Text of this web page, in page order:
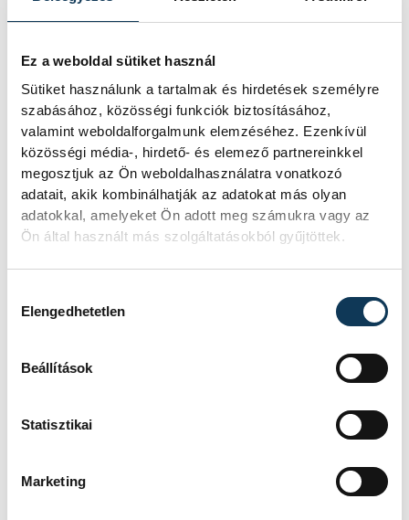
Ez a weboldal sütiket használ
Sütiket használunk a tartalmak és hirdetések személyre
szabásához, közösségi funkciók biztosításához,
valamint weboldalforgalmunk elemzéséhez. Ezenkívül
közösségi média-, hirdető- és elemező partnereinkkel
megosztjuk az Ön weboldalhasználatra vonatkozó
adatait, akik kombinálhatják az adatokat más olyan
adatokkal, amelyeket Ön adott meg számukra vagy az
Ön által használt más szolgáltatásokból gyűjtöttek.
Elengedhetetlen
Beállítások
Statisztikai
Marketing